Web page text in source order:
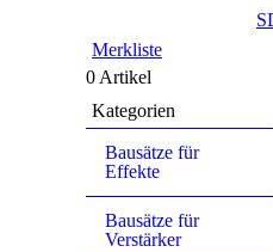
Merkliste
0 Artikel
Kategorien
Bausätze für
Effekte
Bausätze für
Verstärker